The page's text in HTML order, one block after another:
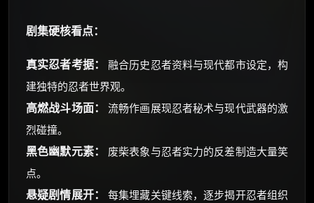
剧集硬核看点：
真实忍者考据：
融合历史忍者资料与现代都市设定，构
建独特的忍者世界观。
高燃战斗场面：
流畅作画展现忍者秘术与现代武器的激
烈碰撞。
黑色幽默元素：
废柴表象与忍者实力的反差制造大量笑
点。
悬疑剧情展开：
每集埋藏关键线索，逐步揭开忍者组织